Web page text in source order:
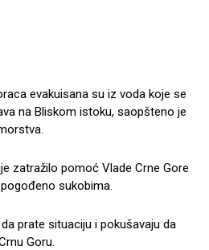
evakuisana su iz voda koje se
na Bliskom istoku, saopšteno je
zatražilo pomoć Vlade Crne Gore
sukobima.
prate situaciju i pokušavaju da
Goru.